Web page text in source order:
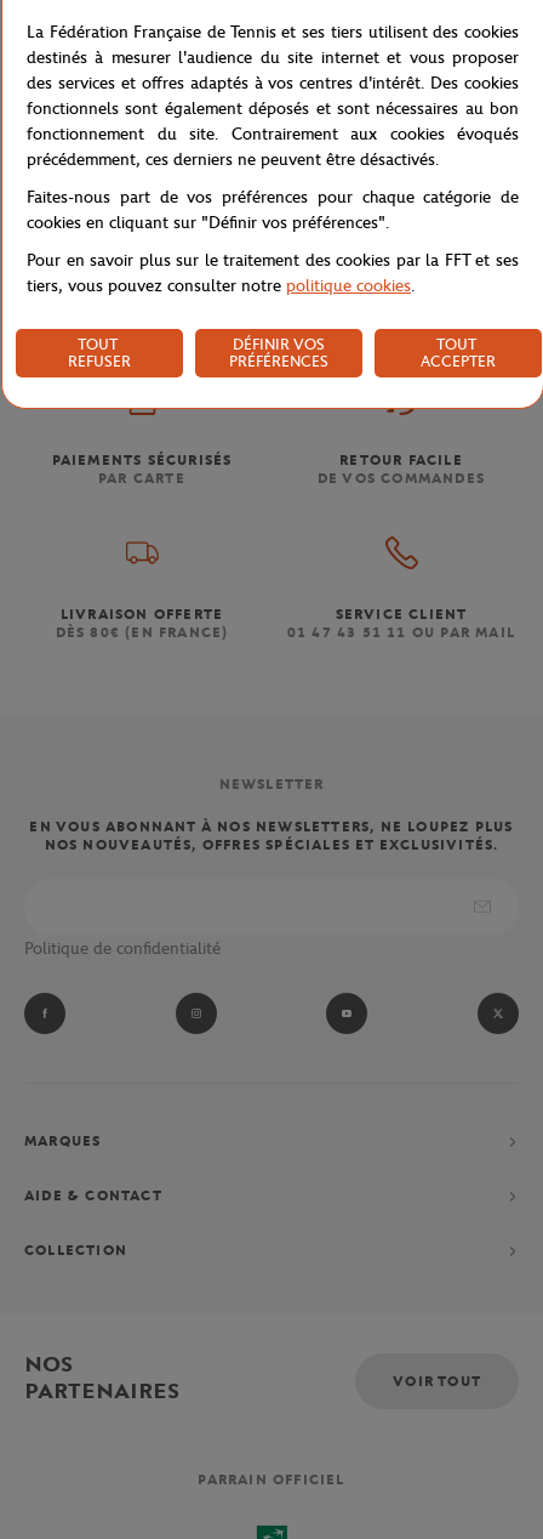
Livraison et retours
Accueil Boutique Femmes Mug Roland-Garros logo
PAIEMENTS SÉCURISÉS
PAR CARTE
RETOUR FACILE
DE VOS COMMANDES
LIVRAISON OFFERTE
DÈS 80€ (EN FRANCE)
SERVICE CLIENT
01 47 43 51 11 OU PAR MAIL
NEWSLETTER
EN VOUS ABONNANT À NOS NEWSLETTERS, NE LOUPEZ PLUS
NOS NOUVEAUTÉS, OFFRES SPÉCIALES ET EXCLUSIVITÉS.
Politique de confidentialité
MARQUES
AIDE & CONTACT
COLLECTION
NOS
PARTENAIRES
VOIR TOUT
PARRAIN OFFICIEL
La Fédération Française de Tennis et ses tiers utilisent des cookies
destinés à mesurer l'audience du site internet et vous proposer
des services et offres adaptés à vos centres d'intérêt. Des cookies
fonctionnels sont également déposés et sont nécessaires au bon
fonctionnement du site. Contrairement aux cookies évoqués
précédemment, ces derniers ne peuvent être désactivés.
Faites-nous part de vos préférences pour chaque catégorie de
cookies en cliquant sur "Définir vos préférences".
Pour en savoir plus sur le traitement des cookies par la FFT et ses
tiers, vous pouvez consulter notre politique cookies.
TOUT
REFUSER
DÉFINIR VOS
PRÉFÉRENCES
TOUT
ACCEPTER